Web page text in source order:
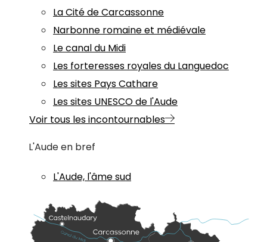
La Cité de Carcassonne
Narbonne romaine et médiévale
Le canal du Midi
Les forteresses royales du Languedoc
Les sites Pays Cathare
Les sites UNESCO de l'Aude
Voir tous les incontournables
L'Aude en bref
L'Aude, l'âme sud